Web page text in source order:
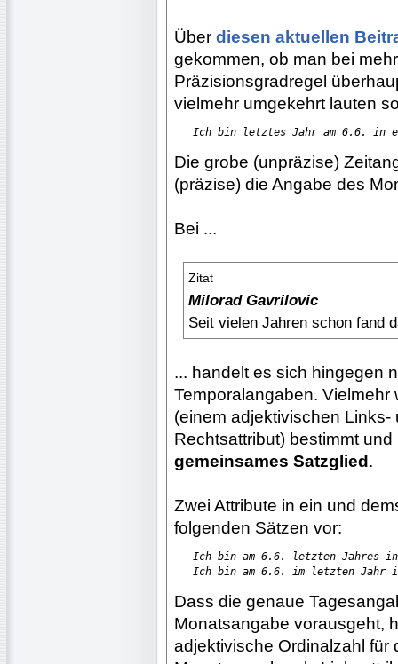
Über diesen aktuellen
gekommen, ob man bei
Präzisionsgradregel
vielmehr umgekehrt lauten
Ich bin letztes Jahr am 6.6. in
Die grobe (unpräzise)
(präzise) die Angabe des
Bei ...
Zitat
Milorad Gavrilovic
Seit vielen Jahren schon fand
... handelt es sich hingegen
Temporalangaben. Vielmehr
(einem adjektivischen
Rechtsattribut) bestimmt
gemeinsames Satzglied.
Zwei Attribute in ein und
folgenden Sätzen vor:
Ich bin am 6.6. letzten Jahres in
Ich bin am 6.6. im letzten Jahr
Dass die genaue
Monatsangabe vorausgeht,
adjektivische Ordinalzahl für